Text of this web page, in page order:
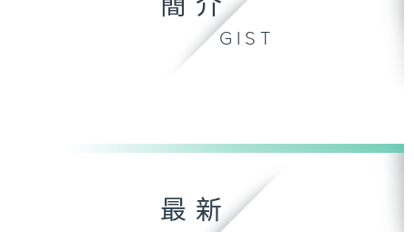
簡介
GIST
最新